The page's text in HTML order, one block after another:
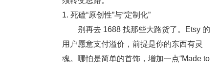
1. 死磕“原创性”与“定制化”
别再去 1688 找那些大路货了。Etsy 的
用户愿意支付溢价，前提是你的东西有灵
魂。哪怕是简单的首饰，增加一点“Made to